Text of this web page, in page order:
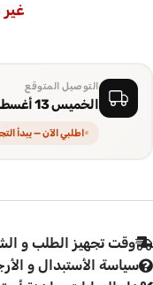
التوصيل المتوقع
الخميس 13 أغسطس
اطلبي الآن — يبدأ
وقت تجهيز الطلب و
سياسة الأستبدال و